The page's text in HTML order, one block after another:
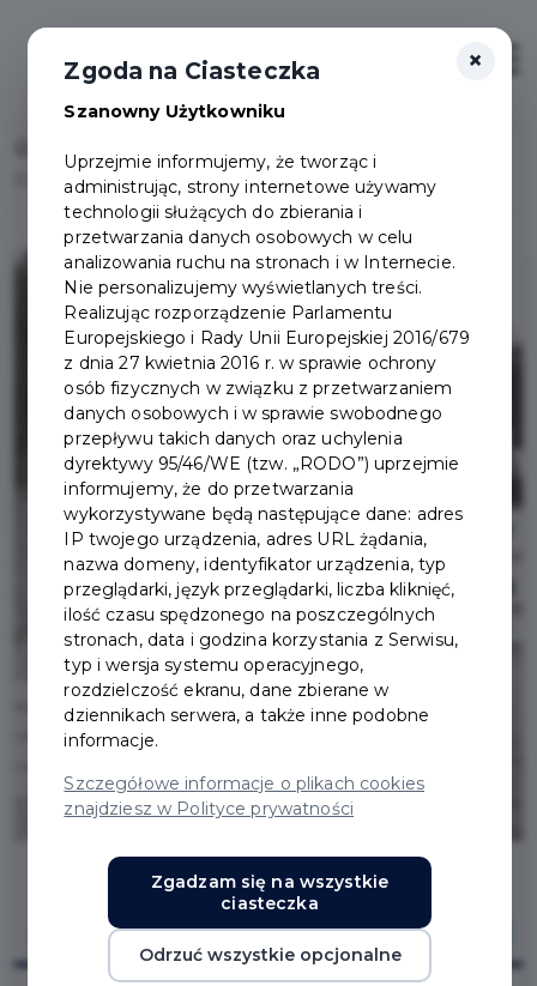
Dzień z życia Polaków w Pruszczu Gdańskim w 1920 roku
×
Zgoda na Ciasteczka
Szanowny Użytkowniku
Uprzejmie informujemy, że tworząc i
administrując, strony internetowe używamy
technologii służących do zbierania i
przetwarzania danych osobowych w celu
analizowania ruchu na stronach i w Internecie.
Nie personalizujemy wyświetlanych treści.
Realizując rozporządzenie Parlamentu
Europejskiego i Rady Unii Europejskiej 2016/679
z dnia 27 kwietnia 2016 r. w sprawie ochrony
osób fizycznych w związku z przetwarzaniem
danych osobowych i w sprawie swobodnego
przepływu takich danych oraz uchylenia
dyrektywy 95/46/WE (tzw. „RODO”) uprzejmie
informujemy, że do przetwarzania
wykorzystywane będą następujące dane: adres
IP twojego urządzenia, adres URL żądania,
nazwa domeny, identyfikator urządzenia, typ
przeglądarki, język przeglądarki, liczba kliknięć,
ilość czasu spędzonego na poszczególnych
stronach, data i godzina korzystania z Serwisu,
typ i wersja systemu operacyjnego,
rozdzielczość ekranu, dane zbierane w
dziennikach serwera, a także inne podobne
informacje.
Szczegółowe informacje o plikach cookies
znajdziesz w Polityce prywatności
Zgadzam się na wszystkie
ciasteczka
Odrzuć wszystkie opcjonalne